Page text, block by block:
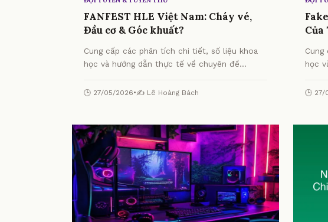
FANFEST HLE Việt Nam: Cháy vé,
Đầu cơ & Góc khuất?
Cung cấp các phân tích chi tiết, số liệu khoa
học và hướng dẫn thực tế về chuyên đề
Góc khuất? từ chuyên gia.
🕒 27/05/2026•✍️ Lê Hoàng Bách
Của
học
🕒 27/